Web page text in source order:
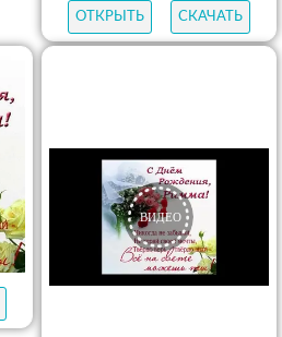
ОТКРЫТЬ СКАЧАТЬ